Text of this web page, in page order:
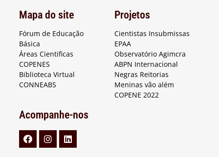
Mapa do site
Fórum de Educação
Básica
Áreas Cientificas
COPENES
Biblioteca Virtual
CONNEABS
Projetos
Cientistas Insubmissas
EPAA
Observatório Agimcra
ABPN Internacional
Negras Reitorias
Meninas vão além
COPENE 2022
Acompanhe-nos